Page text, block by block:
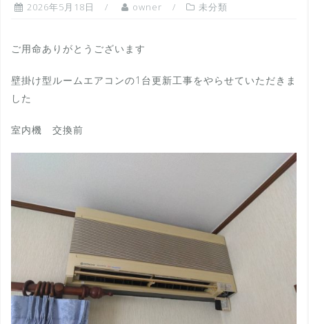
2026年5月18日 owner 未分類
ご用命ありがとうございます
壁掛け型ルームエアコンの1台更新工事をやらせていただきま
した
室内機 交換前